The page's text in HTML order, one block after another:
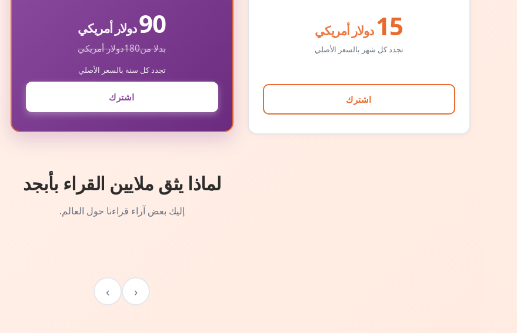
15 دولار أمريكي
تجدد كل شهر بالسعر الأصلي
اشترك
90دولار أمريكي
بدلا من180دولار أمريكي
تجدد كل سنة بالسعر الأصلي
اشترك
لماذا يثق ملايين القراء بأبجد
إليك بعض آراء قراءنا حول العالم.
‹
›